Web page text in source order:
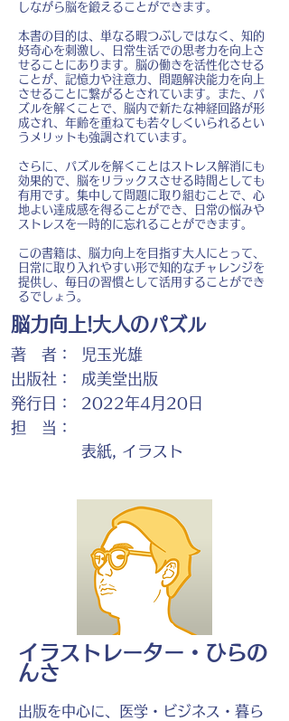
しながら脳を鍛えることができます。
本書の目的は、単なる暇つぶしではなく、知的
好奇心を刺激し、日常生活での思考力を向上さ
せることにあります。脳の働きを活性化させる
ことが、記憶力や注意力、問題解決能力を向上
させることに繋がるとされています。また、パ
ズルを解くことで、脳内で新たな神経回路が形
成され、年齢を重ねても若々しくいられるとい
うメリットも強調されています。
さらに、パズルを解くことはストレス解消にも
効果的で、脳をリラックスさせる時間としても
有用です。集中して問題に取り組むことで、心
地よい達成感を得ることができ、日常の悩みや
ストレスを一時的に忘れることができます。
この書籍は、脳力向上を目指す大人にとって、
日常に取り入れやすい形で知的なチャレンジを
提供し、毎日の習慣として活用することができ
るでしょう。
脳力向上!大人のパズル
著 者：
出版社：
発行日：
担 当：
児玉光雄
成美堂出版
2022年4月20日
表紙, イラスト
イラストレーター・ひらの
んさ
出版を中心に、医学・ビジネス・暮ら